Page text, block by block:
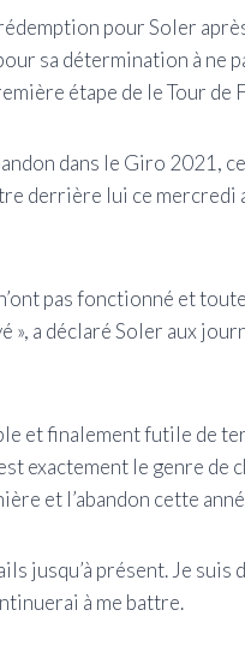
pour Soler
sa détermination à ne
étape de le Tour de
dans le Giro 2021,
derrière lui ce mercredi
pas fonctionné et
a déclaré Soler aux
et finalement futile de
exactement le genre de
et l’abandon cette
jusqu’à présent. Je
à me battre.